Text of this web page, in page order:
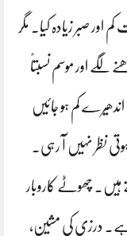
اور صبر زیادہ کیا۔ مگر
لگے اور موسم نسبتاً
کم ہو جائیں
نظر نہیں آ رہی۔
ہیں۔ چھوٹے کاروبار
ہے۔ درزی کی مشین،